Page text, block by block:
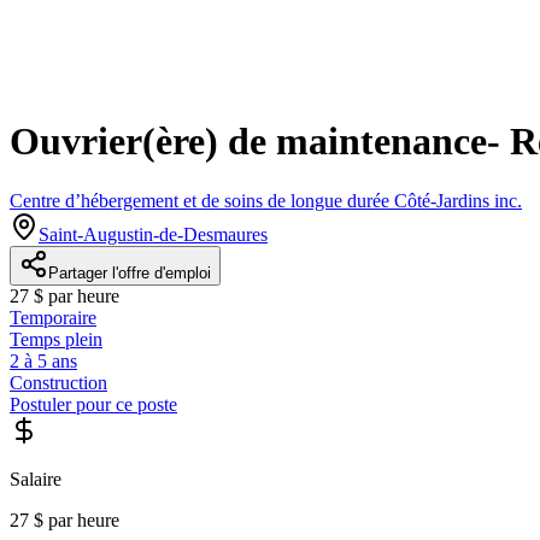
Ouvrier(ère) de maintenance-
Centre d’hébergement et de soins de longue durée Côté-Jardins inc.
Saint-Augustin-de-Desmaures
Partager l'offre d'emploi
27 $ par heure
Temporaire
Temps plein
2 à 5 ans
Construction
Postuler pour ce poste
Salaire
27 $ par heure